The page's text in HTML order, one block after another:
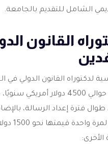
الشامل للتقديم بالجامعة.
القانون
لدكتوراه القانون الدولي في
المصرية للوافدين حوالي 4500 دولار
فترة إعداد الرسالة،
رسوم قيد
الأخرى: